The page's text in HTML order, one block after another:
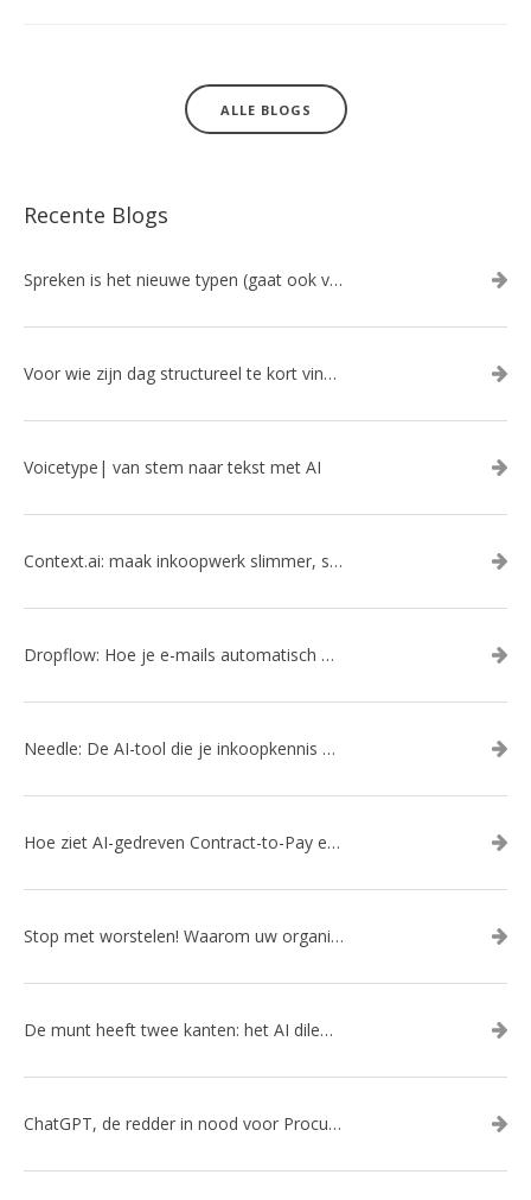
ALLE BLOGS
Recente Blogs
Spreken is het nieuwe typen (gaat ook veel sneller!)
Voor wie zijn dag structureel te kort vindt: Ambient.us: je persoonlijke AI Chief of Staff
Voicetype| van stem naar tekst met AI
Context.ai: maak inkoopwerk slimmer, sneller en efficiënter met AI
Dropflow: Hoe je e-mails automatisch omzet in inkoopacties
Needle: De AI-tool die je inkoopkennis eindelijk organiseert
Hoe ziet AI-gedreven Contract-to-Pay eruit?
Stop met worstelen! Waarom uw organisatie een slimme AI-gedreven kanalenstrategie nodig heeft
De munt heeft twee kanten: het AI dilemma
ChatGPT, de redder in nood voor Procurement?